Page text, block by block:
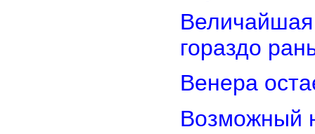
Величайшая
гораздо
Венера
Возможный